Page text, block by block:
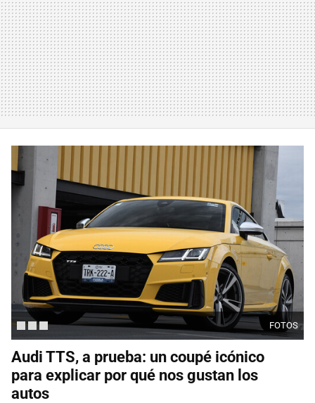
FOTOS
Audi TTS, a prueba: un coupé icónico
para explicar por qué nos gustan los
autos